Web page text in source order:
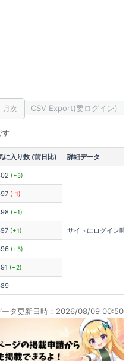
月次 CSV Export(要ログイン)
す
に入り数 (前日比) 詳細データ
(+5)
サイトにログイン
(-1)
(+1)
(+1)
(+5)
(+2)
ータ更新日時：2026/08/09 00:50